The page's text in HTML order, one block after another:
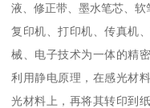
液、修正带、墨水笔芯、软
复印机、打印机、传真机
械、电子技术为一体的精
利用静电原理，在感光材
光材料上，再将其转印到